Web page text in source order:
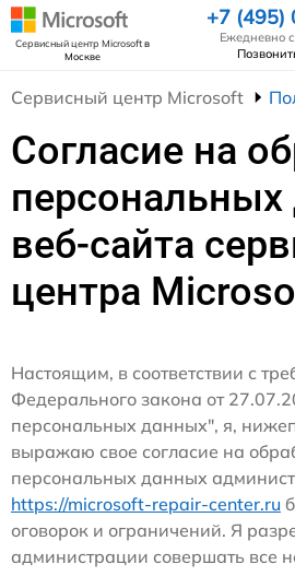
Сервисный центр Microsoftв
Москве
+7 (495)
Ежедневно
Сервисный центр Microsoft
Согласие на
веб-сайта
центра
Настоящим, в соответствии с
Федерального закона от
персональных данных", я,
выражаю свое согласие на
персональных данных
https://microsoft-repair-center.ru
оговорок и ограничений. Я
администрации совершать все